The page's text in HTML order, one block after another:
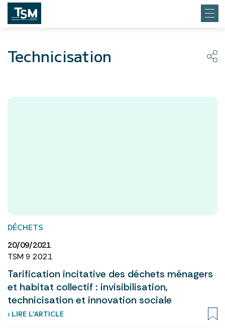
Technicisation
DÉCHETS
20/09/2021
TSM 9 2021
Tarification incitative des déchets ménagers
et habitat collectif : invisibilisation,
technicisation et innovation sociale
› LIRE L’ARTICLE